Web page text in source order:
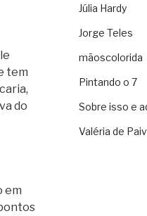
tem
do
em
Júlia Hardy
Jorge Teles
mãoscolorida
Pintando o 7
Sobre isso e
Valéria de